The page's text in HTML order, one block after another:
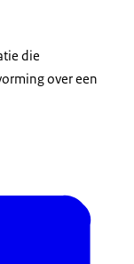
die
over een